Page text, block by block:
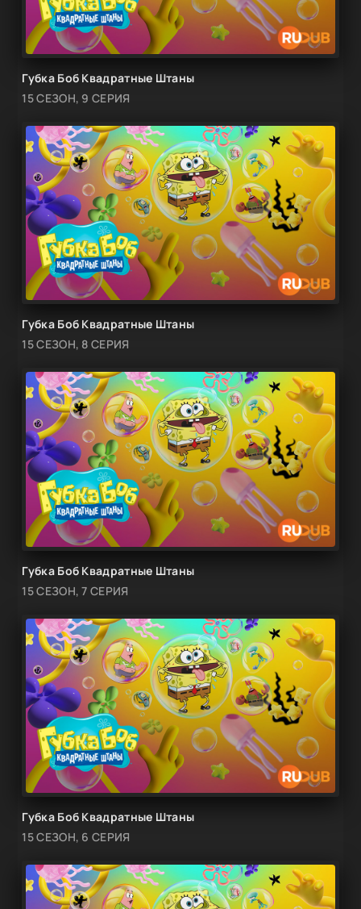
Губка Боб Квадратные Штаны
15 СЕЗОН, 9 СЕРИЯ
Губка Боб Квадратные Штаны
15 СЕЗОН, 8 СЕРИЯ
Губка Боб Квадратные Штаны
15 СЕЗОН, 7 СЕРИЯ
Губка Боб Квадратные Штаны
15 СЕЗОН, 6 СЕРИЯ